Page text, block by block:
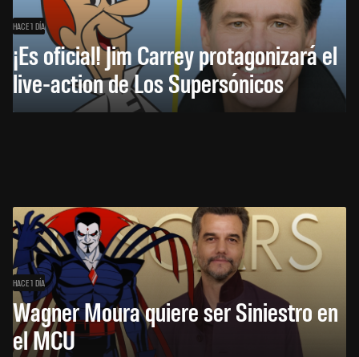
HACE 1 DÍA
¡Es oficial! Jim Carrey protagonizará el
live-action de Los Supersónicos
HACE 1 DÍA
Wagner Moura quiere ser Siniestro en
el MCU